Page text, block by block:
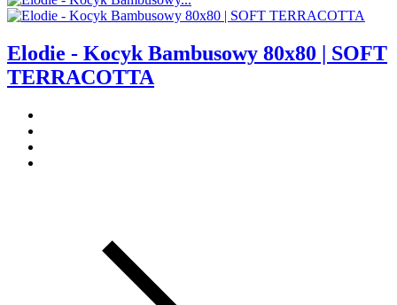
Elodie - Kocyk Bambusowy 80x80 | SOFT
TERRACOTTA